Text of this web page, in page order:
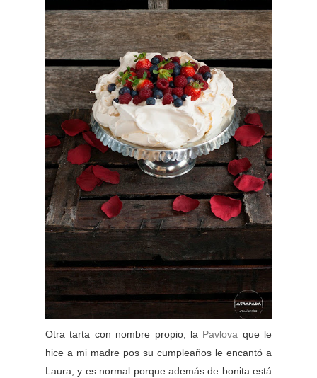
Otra tarta con nombre propio, laPavlova que le
hice a mi madre pos su cumpleaños le encantó a
Laura, y es normal porque además de bonita está